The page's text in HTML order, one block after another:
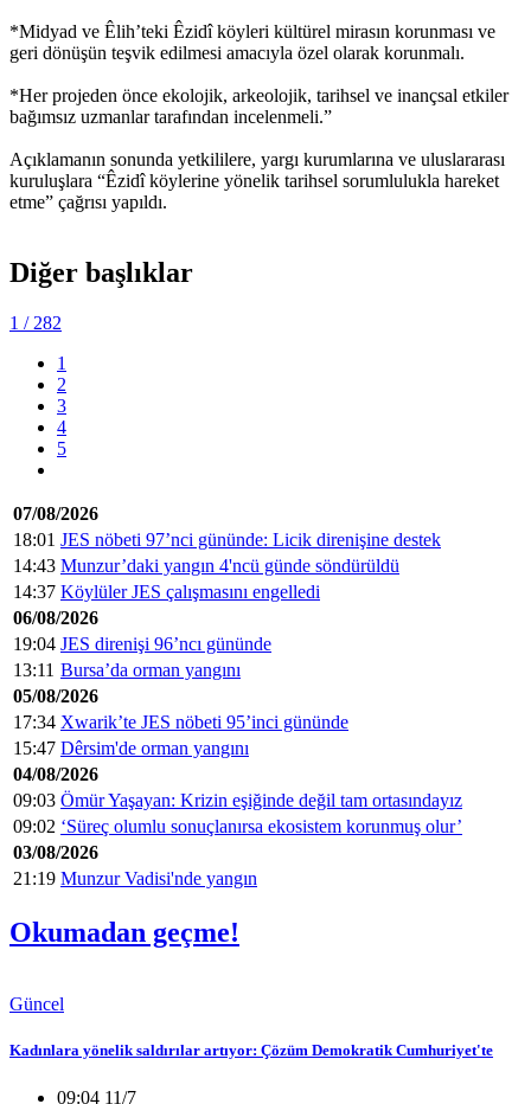
*Midyad ve Êlih’teki Êzidî köyleri kültürel mirasın korunması ve
geri dönüşün teşvik edilmesi amacıyla özel olarak korunmalı.
*Her projeden önce ekolojik, arkeolojik, tarihsel ve inançsal etkiler
bağımsız uzmanlar tarafından incelenmeli.”
Açıklamanın sonunda yetkililere, yargı kurumlarına ve uluslararası
kuruluşlara “Êzidî köylerine yönelik tarihsel sorumlulukla hareket
etme” çağrısı yapıldı.
Diğer başlıklar
1 / 282
1
2
3
4
5
07/08/2026
18:01 JES nöbeti 97’nci gününde: Licik direnişine destek
14:43 Munzur’daki yangın 4'ncü günde söndürüldü
14:37 Köylüler JES çalışmasını engelledi
06/08/2026
19:04 JES direnişi 96’ncı gününde
13:11 Bursa’da orman yangını
05/08/2026
17:34 Xwarik’te JES nöbeti 95’inci gününde
15:47 Dêrsim'de orman yangını
04/08/2026
09:03 Ömür Yaşayan: Krizin eşiğinde değil tam ortasındayız
09:02 ‘Süreç olumlu sonuçlanırsa ekosistem korunmuş olur’
03/08/2026
21:19 Munzur Vadisi'nde yangın
Okumadan geçme!
Güncel
Kadınlara yönelik saldırılar artıyor: Çözüm Demokratik Cumhuriyet'te
09:04 11/7